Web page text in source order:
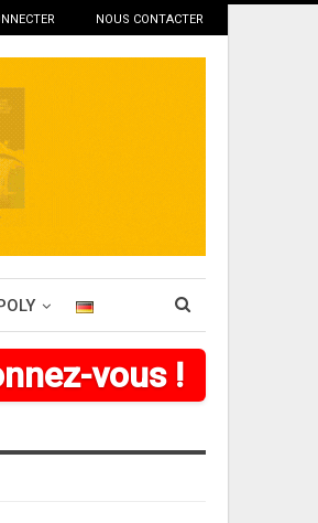
NOUS CONTACTER
vous !